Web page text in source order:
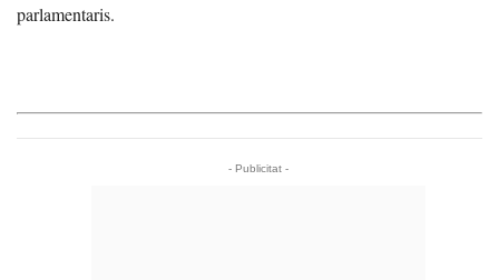
parlamentaris.
- Publicitat -